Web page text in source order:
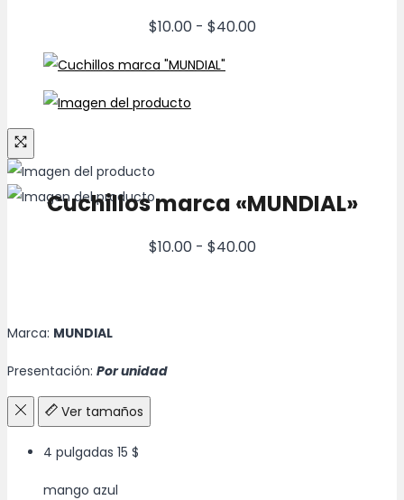
$28.00
$10.00 - $40.00Rango
Cuchillos marca «MUNDIAL»
$10.00 - $40.00Rango
Marca: MUNDIAL
Presentación: Por unidad
Ver tamaños
4 pulgadas 15 $
mango azul